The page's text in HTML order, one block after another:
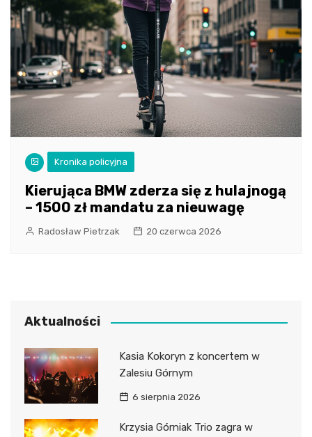
Kronika policyjna
Kierująca BMW zderza się z hulajnogą
– 1500 zł mandatu za nieuwagę
Radosław Pietrzak 20 czerwca 2026
Aktualności
Kasia Kokoryn z koncertem w
Zalesiu Górnym
6 sierpnia 2026
Krzysia Górniak Trio zagra w